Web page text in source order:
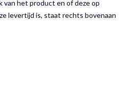
van het product en of deze op
levertijd is, staat rechts bovenaan